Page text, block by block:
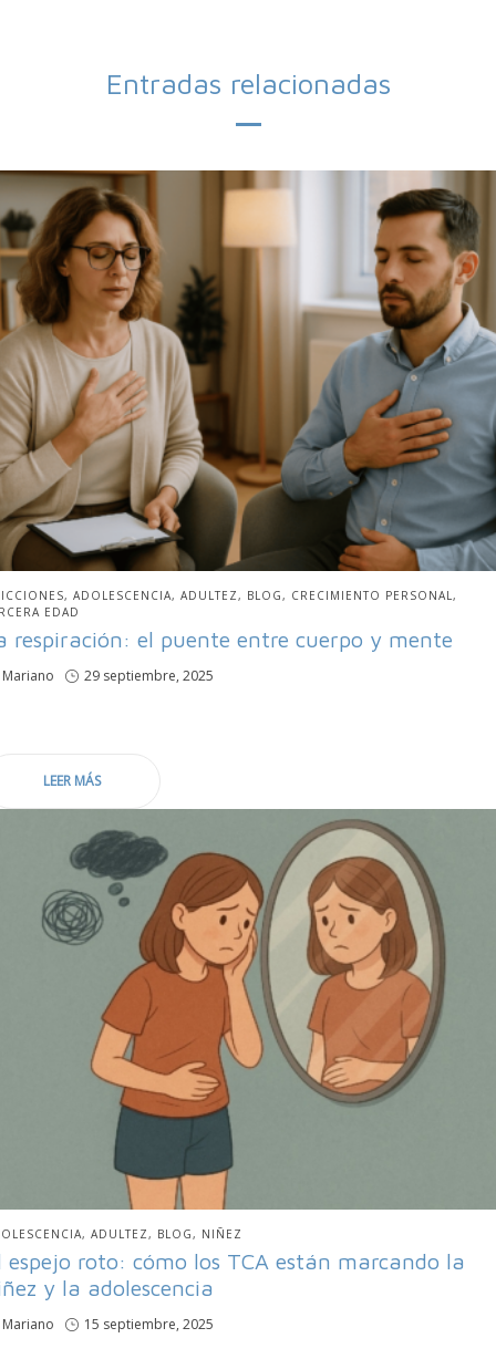
Entradas relacionadas
ADOLESCENCIA ADULTEZ BLOG
CRECIMIENTO PERSONAL
EDAD
respiración: el puente entre cuerpo y mente
por
Mariano
Publicado
29 septiembre, 2025
LEER MÁS
ADULTEZ BLOG NIÑEZ
espejo roto: cómo los TCA están marcando la
y la adolescencia
por
Mariano
Publicado
15 septiembre, 2025